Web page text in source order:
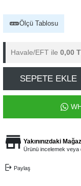
Ölçü Tablosu
Havale/EFT ile 0,00
SEPETE EKLE
Yakınınızdaki
Ürünü incelemek veya
Paylaş